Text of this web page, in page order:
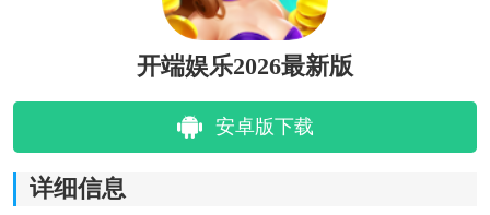
开端娱乐2026最新版
安卓版下载
详细信息